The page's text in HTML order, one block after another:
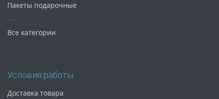
Пакеты подарочные
Все категории
Условия работы
Доставка товара